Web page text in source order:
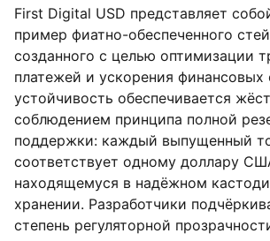
First Digital USD представляет
пример фиатно-обеспеченного
созданного с целью оптимизации
платежей и ускорения финансовых
устойчивость обеспечивается
соблюдением принципа полной
поддержки: каждый выпущенный
соответствует одному доллару
находящемуся в надёжном
хранении. Разработчики
степень регуляторной